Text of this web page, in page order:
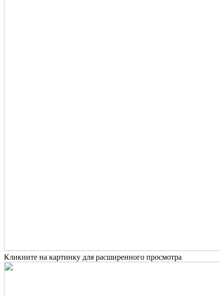
Кликните на картинку для расширенного просмотра